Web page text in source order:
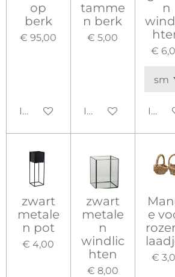
op
berk
€ 95,00
In winkelwagen
tamme
n berk
€ 5,00
In winkelwagen
n
€
In
zwart
metale
n pot
€ 4,00
zwart
metale
n
windlic
hten
€ 8,00
e
€